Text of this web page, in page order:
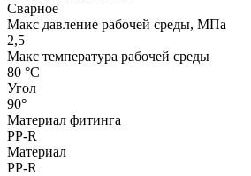
Сварное
Макс давление рабочей среды, МПа
2,5
Макс температура рабочей среды
80 °С
Угол
90°
Материал фитинга
PP-R
Материал
PP-R